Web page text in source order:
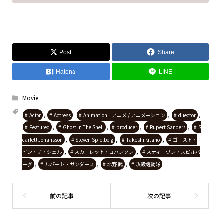
Post Share
Hatena LINE
Movie
Actor , Actress , Animation｜アニメ / アニメーション , director ,
Featured , Ghost In The Shell , producer , Rupert Sanders ,
S
carlett Johansson , Steven Spielberg , Takeshi Kitano ,
ゴースト・
イン・ザ・シェル , スカーレット・ヨハンソン ,
スティーヴン・スピルバ
ーグ , ルパート・サンダース , 北野 武 , 攻殻機動隊